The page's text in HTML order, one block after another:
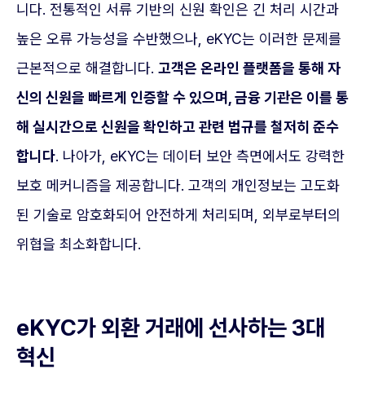
니다. 전통적인 서류 기반의 신원 확인은 긴 처리 시간과
높은 오류 가능성을 수반했으나, eKYC는 이러한 문제를
근본적으로 해결합니다. 고객은 온라인 플랫폼을 통해 자
신의 신원을 빠르게 인증할 수 있으며, 금융 기관은 이를 통
해 실시간으로 신원을 확인하고 관련 법규를 철저히 준수
합니다. 나아가, eKYC는 데이터 보안 측면에서도 강력한
보호 메커니즘을 제공합니다. 고객의 개인정보는 고도화
된 기술로 암호화되어 안전하게 처리되며, 외부로부터의
위협을 최소화합니다.
eKYC가 외환 거래에 선사하는 3대
혁신